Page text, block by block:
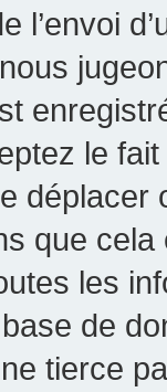
l’envoi
le
que cela
les
de
tierce